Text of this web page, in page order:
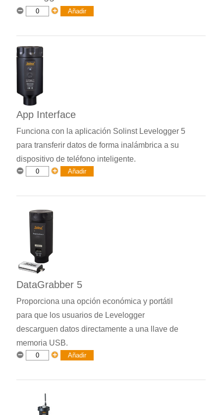
App Interface
Funciona con la aplicación Solinst Levelogger 5
para transferir datos de forma inalámbrica a su
dispositivo de teléfono inteligente.
DataGrabber 5
Proporciona una opción económica y portátil
para que los usuarios de Levelogger
descarguen datos directamente a una llave de
memoria USB.